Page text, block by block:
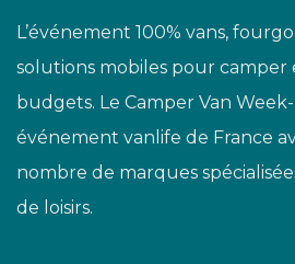
L’événement 100% vans,
solutions mobiles pour camper
budgets. Le Camper Van
événement vanlife de France
nombre de marques
de loisirs.